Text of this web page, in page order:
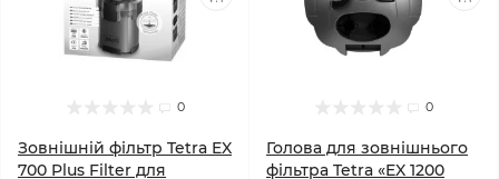
0
Зовнішній фільтр Tetra EX
700 Plus Filter для
0
Голова для зовнішнього
фільтра Tetra «EX 1200